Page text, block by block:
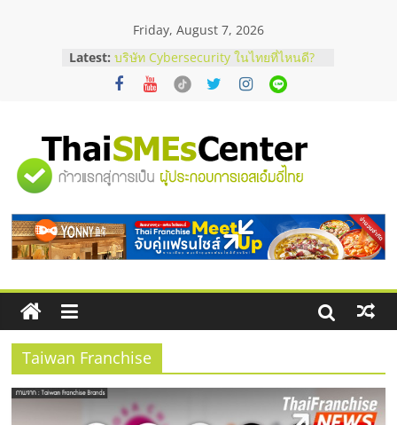
Friday, August 7, 2026
Latest: บริษัท Cybersecurity ในไทยที่ไหนดี?
วิธีเลือกผู้ให้บริการให้คุ้มค่าและตอบ
โจทย์ธุรกิจ
สัมมนาออนไลน์ โอกาสบริหารสถานี
บริการน้ำมัน Shell
สัมมนาลงทุน แฟรนไชส์ยอนนี่
ไชส์ ครั้งที่ 8
ร้านเครื่องเสียงคุณภาพสูง พร้อม
โซลูชันระบบภาพและเสียง
"ศูนย์
รวม
ข้อมูล
ธุรกิจ
SME
Taiwan Franchise